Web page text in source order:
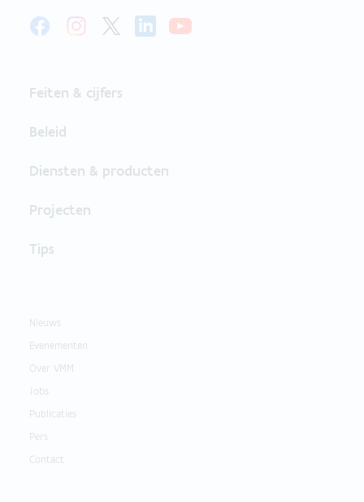
Feiten & cijfers
Beleid
Diensten & producten
Projecten
Tips
Nieuws
Evenementen
Over VMM
Jobs
Publicaties
Pers
Contact